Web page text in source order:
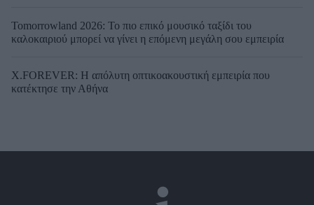
Tomorrowland 2026: Το πιο επικό μουσικό ταξίδι του
καλοκαιριού μπορεί να γίνει η επόμενη μεγάλη σου εμπειρία
X.FOREVER: Η απόλυτη οπτικοακουστική εμπειρία που
κατέκτησε την Αθήνα